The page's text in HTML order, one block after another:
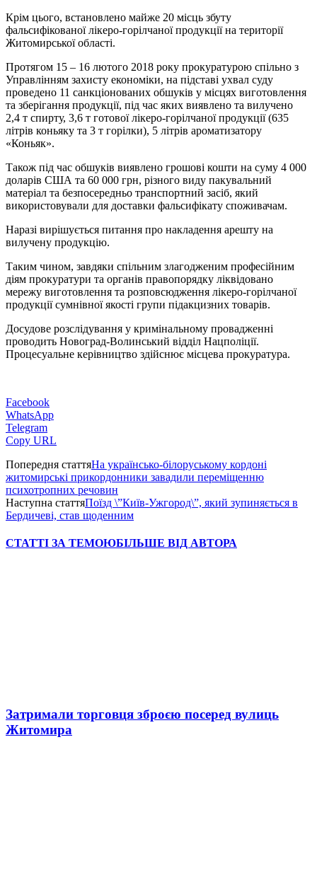
Крім цього, встановлено майже 20 місць збуту
фальсифікованої лікеро-горілчаної продукції на території
Житомирської області.
Протягом 15 – 16 лютого 2018 року прокуратурою спільно з
Управлінням захисту економіки, на підставі ухвал суду
проведено 11 санкціонованих обшуків у місцях виготовлення
та зберігання продукції, під час яких виявлено та вилучено
2,4 т спирту, 3,6 т готової лікеро-горілчаної продукції (635
літрів коньяку та 3 т горілки), 5 літрів ароматизатору
«Коньяк».
Також під час обшуків виявлено грошові кошти на суму 4 000
доларів США та 60 000 грн, різного виду пакувальний
матеріал та безпосередньо транспортний засіб, який
використовували для доставки фальсифікату споживачам.
Наразі вирішується питання про накладення арешту на
вилучену продукцію.
Таким чином, завдяки спільним злагодженим професійним
діям прокуратури та органів правопорядку ліквідовано
мережу виготовлення та розповсюдження лікеро-горілчаної
продукції сумнівної якості групи підакцизних товарів.
Досудове розслідування у кримінальному провадженні
проводить Новоград-Волинський відділ Нацполіції.
Процесуальне керівництво здійснює місцева прокуратура.
Facebook
WhatsApp
Telegram
Copy URL
Попередня статтяНа українсько-білоруському кордоні
житомирські прикордонники завадили переміщенню
психотропних речовин
Наступна статтяПоїзд \”Київ-Ужгород\”, який зупиняється в
Бердичеві, став щоденним
СТАТТІ ЗА ТЕМОЮБІЛЬШЕ ВІД АВТОРА
Затримали торговця зброєю посеред вулиць
Житомира